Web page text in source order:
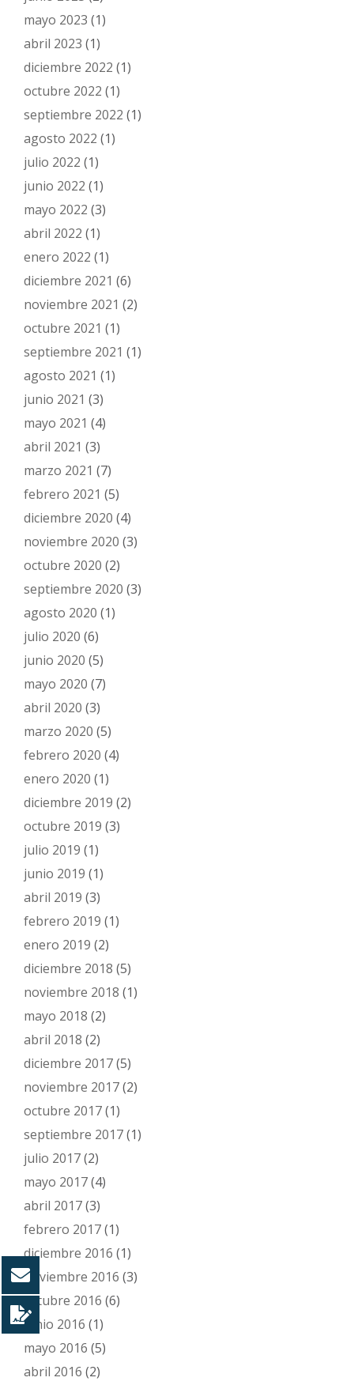
mayo 2023 (1)
abril 2023 (1)
diciembre 2022 (1)
octubre 2022 (1)
septiembre 2022 (1)
agosto 2022 (1)
julio 2022 (1)
junio 2022 (1)
mayo 2022 (3)
abril 2022 (1)
enero 2022 (1)
diciembre 2021 (6)
noviembre 2021 (2)
octubre 2021 (1)
septiembre 2021 (1)
agosto 2021 (1)
junio 2021 (3)
mayo 2021 (4)
abril 2021 (3)
marzo 2021 (7)
febrero 2021 (5)
diciembre 2020 (4)
noviembre 2020 (3)
octubre 2020 (2)
septiembre 2020 (3)
agosto 2020 (1)
julio 2020 (6)
junio 2020 (5)
mayo 2020 (7)
abril 2020 (3)
marzo 2020 (5)
febrero 2020 (4)
enero 2020 (1)
diciembre 2019 (2)
octubre 2019 (3)
julio 2019 (1)
junio 2019 (1)
abril 2019 (3)
febrero 2019 (1)
enero 2019 (2)
diciembre 2018 (5)
noviembre 2018 (1)
mayo 2018 (2)
abril 2018 (2)
diciembre 2017(5)
noviembre 2017(2)
octubre 2017(1)
septiembre 2017(1)
julio 2017(2)
mayo 2017(4)
abril 2017(3)
febrero 2017(1)
diciembre 2016 (1)
noviembre 2016 (3)
octubre 2016 (6)
junio 2016 (1)
mayo 2016 (5)
abril 2016 (2)